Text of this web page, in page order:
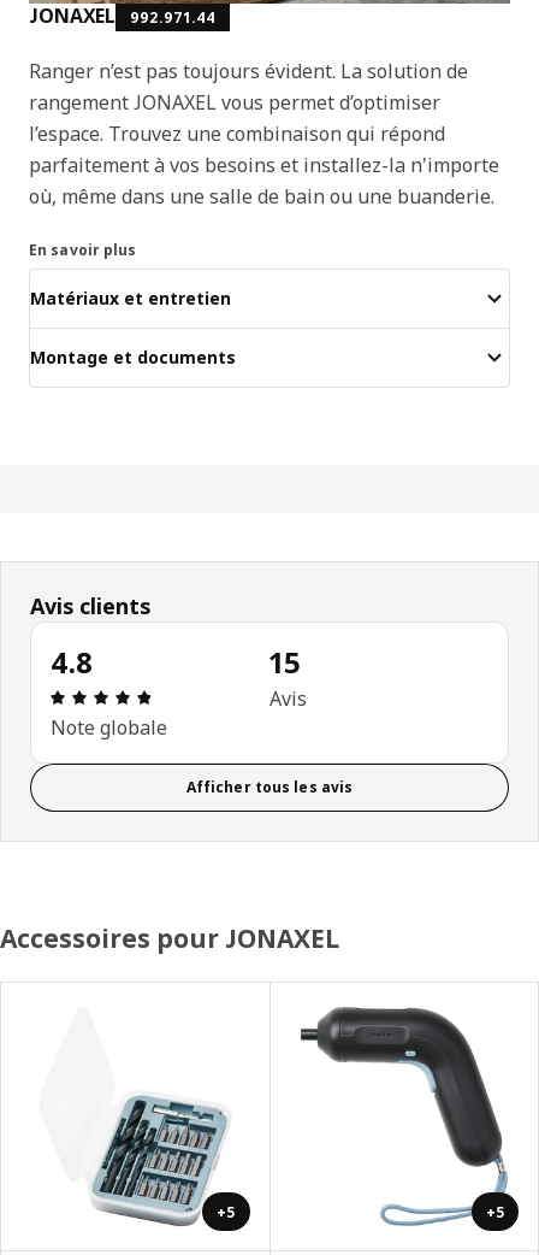
JONAXEL 992.971.44
Ranger n’est pas toujours évident. La solution de
rangement JONAXEL vous permet d’optimiser
l’espace. Trouvez une combinaison qui répond
parfaitement à vos besoins et installez-la n'importe
où, même dans une salle de bain ou une buanderie.
En savoir plus
Matériaux et entretien
Montage et documents
Avis clients
4.8
Avis: 4.8 sur 5 étoiles Nombre total d'avis: 15
Note globale
15
Avis
Afficher tous les avis
Accessoires pour JONAXEL
+5 +5